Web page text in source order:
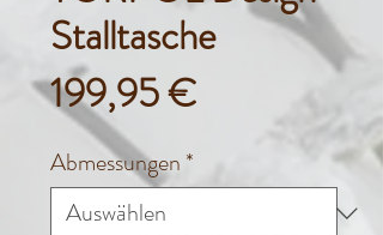
Stalltasche
199,95 €Preis
Abmessungen *